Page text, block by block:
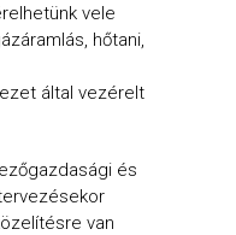
vele
hőtani,
által vezérelt
és
van